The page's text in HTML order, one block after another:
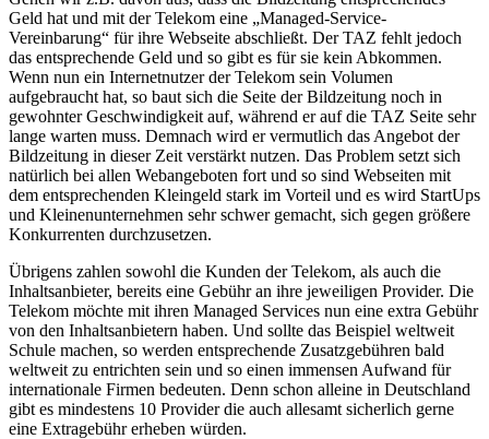
Geld hat und mit der Telekom eine „Managed-Service-
Vereinbarung“ für ihre Webseite abschließt. Der TAZ fehlt jedoch
das entsprechende Geld und so gibt es für sie kein Abkommen.
Wenn nun ein Internetnutzer der Telekom sein Volumen
aufgebraucht hat, so baut sich die Seite der Bildzeitung noch in
gewohnter Geschwindigkeit auf, während er auf die TAZ Seite sehr
lange warten muss. Demnach wird er vermutlich das Angebot der
Bildzeitung in dieser Zeit verstärkt nutzen. Das Problem setzt sich
natürlich bei allen Webangeboten fort und so sind Webseiten mit
dem entsprechenden Kleingeld stark im Vorteil und es wird StartUps
und Kleinenunternehmen sehr schwer gemacht, sich gegen größere
Konkurrenten durchzusetzen.
Übrigens zahlen sowohl die Kunden der Telekom, als auch die
Inhaltsanbieter, bereits eine Gebühr an ihre jeweiligen Provider. Die
Telekom möchte mit ihren Managed Services nun eine extra Gebühr
von den Inhaltsanbietern haben. Und sollte das Beispiel weltweit
Schule machen, so werden entsprechende Zusatzgebühren bald
weltweit zu entrichten sein und so einen immensen Aufwand für
internationale Firmen bedeuten. Denn schon alleine in Deutschland
gibt es mindestens 10 Provider die auch allesamt sicherlich gerne
eine Extragebühr erheben würden.